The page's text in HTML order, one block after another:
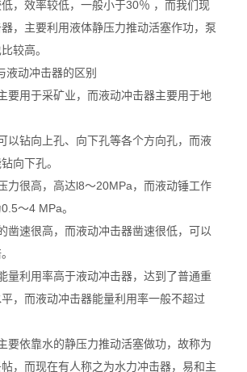
，效率较低，一般小于30％ ，而我们现
，主要利用液体静压力推动活塞作功，泵
较高。
液动冲击器的区别
要用于采矿业，而液动冲击器主要用于地
以钻向上孔、向下孔等各个方向孔，而液
向下孔。
力很高，高达l8～20MPa，而液动锤工作
～4 MPa。
凿速很高，而液动冲击器凿速很低，可以
量利用率高于液动冲击器，达到了普通重
，而液动冲击器能量利用率一般不超过
要依靠水的静压力推动活塞做功，故称为
，而现在有人称之为水力冲击器，易和主